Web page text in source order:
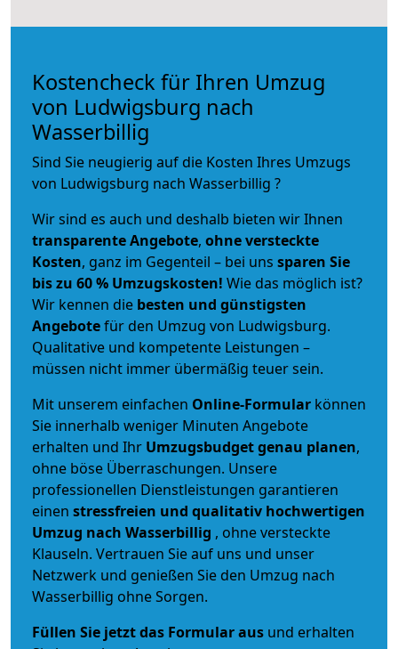
Kostencheck für Ihren Umzug
von Ludwigsburg nach
Wasserbillig
Sind Sie neugierig auf die Kosten Ihres Umzugs
von Ludwigsburg nach Wasserbillig ?
Wir sind es auch und deshalb bieten wir Ihnen
transparente Angebote, ohne versteckte
Kosten, ganz im Gegenteil – bei uns sparen Sie
bis zu 60 % Umzugskosten! Wie das möglich ist?
Wir kennen die besten und günstigsten
Angebotefür den Umzug von Ludwigsburg.
Qualitative und kompetente Leistungen –
müssen nicht immer übermäßig teuer sein.
Mit unserem einfachen Online-Formular können
Sie innerhalb weniger Minuten Angebote
erhalten und Ihr Umzugsbudgetgenau planen,
ohne böse Überraschungen. Unsere
professionellen Dienstleistungen garantieren
einen stressfreien und qualitativ hochwertigen
Umzug nach Wasserbillig , ohne versteckte
Klauseln. Vertrauen Sie auf uns und unser
Netzwerk und genießen Sie den Umzug nach
Wasserbillig ohne Sorgen.
Füllen Sie jetzt das Formular aus und erhalten